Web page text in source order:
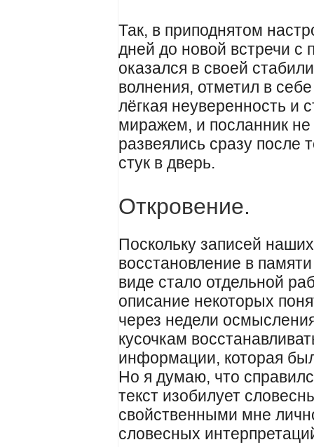
Так, в приподнятом
дней до новой встречи с
оказался в своей
волнения, отметил в
лёгкая неуверенность и
миражем, и посланник не
развеялись сразу после
стук в дверь.
Откровение.
Поскольку записей
восстановление в
виде стало отдельной
описание некоторых
через недели
кусочкам
информации, которая
Но я думаю, что
текст изобилует
свойственными мне
словесных